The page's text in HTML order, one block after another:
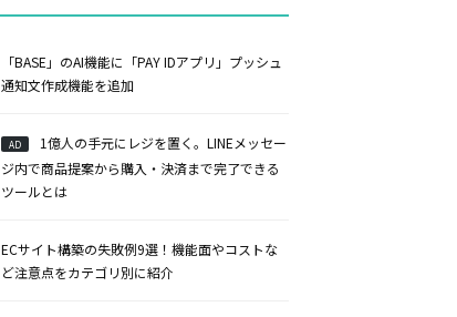
「BASE」のAI機能に「PAY IDアプリ」プッシュ
通知文作成機能を追加
AD
1億人の手元にレジを置く。LINEメッセー
ジ内で商品提案から購入・決済まで完了できる
ツールとは
ECサイト構築の失敗例9選！機能面やコストな
ど注意点をカテゴリ別に紹介